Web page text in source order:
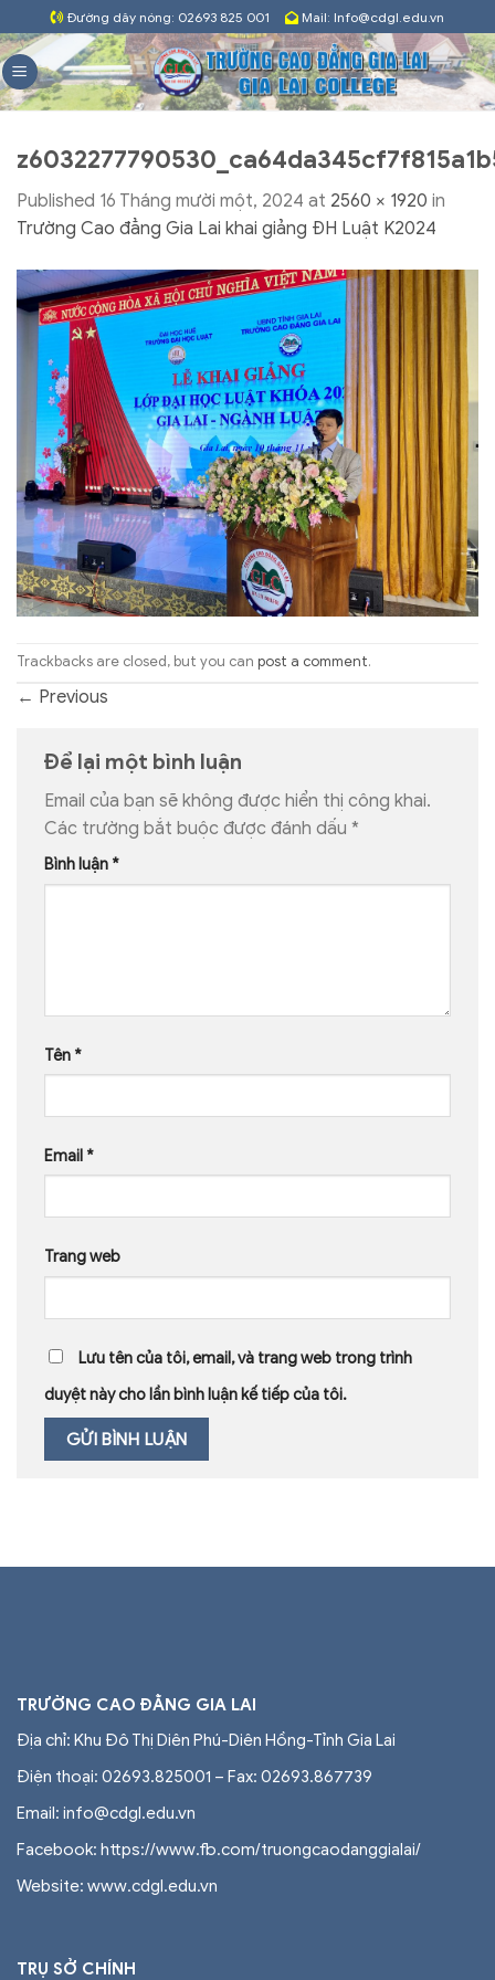
to
content
Đường dây nóng: 02693 825 001 Mail: Info@cdgl.edu.vn
Published 16 Tháng mười một, 2024 at 2560 × 1920 in
Trường Cao đẳng Gia Lai khai giảng ĐH Luật K2024
Trackbacks are closed, but you can post a comment.
← Previous
Để lại một bình luận
Email của bạn sẽ không được hiển thị công khai.
Các trường bắt buộc được đánh dấu *
Bình luận *
Tên *
Email *
Trang web
Lưu tên của tôi, email, và trang web trong trình
duyệt này cho lần bình luận kế tiếp của tôi.
TRƯỜNG CAO ĐẲNG GIA LAI
Địa chỉ: Khu Đô Thị Diên Phú-Diên Hồng-Tỉnh Gia Lai
Điện thoại: 02693.825001 – Fax: 02693.867739
Email: info@cdgl.edu.vn
Facebook: https://www.fb.com/truongcaodanggialai/
Website: www.cdgl.edu.vn
TRỤ SỞ CHÍNH